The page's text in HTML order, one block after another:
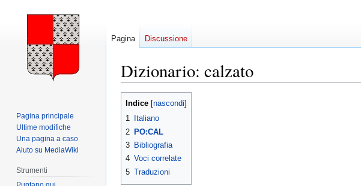
Dizionario: calzato
VaiVai
Indice
1
Italiano
2 PO:CAL
3 Bibliografia
4 Voci correlate
5 Traduzioni
Pagina Discussione
Pagina principale
Ultime modifiche
Una pagina a caso
Aiuto su MediaWiki
Strumenti